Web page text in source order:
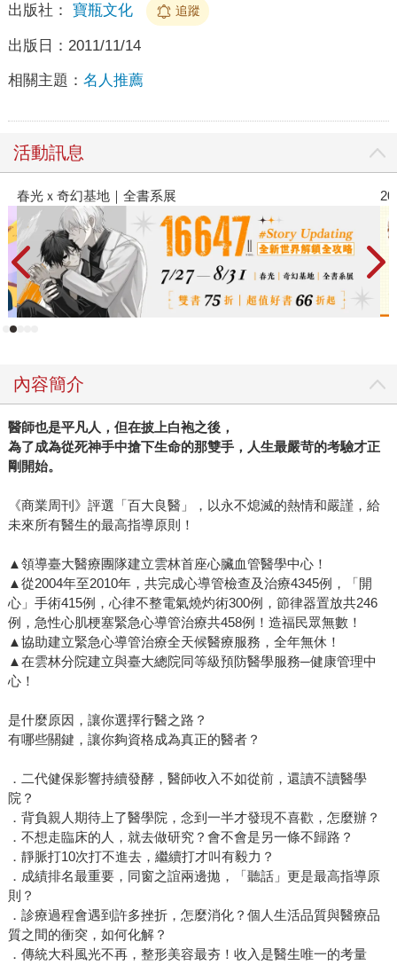
出版社： 寶瓶文化 追蹤
出版日： 2011/11/14
相關主題： 名人推薦
活動訊息
2026金石堂暑假漫博〈你好，我吃一點〉第二
內容簡介
醫師也是平凡人，但在披上白袍之後，
為了成為從死神手中搶下生命的那雙手，人生最嚴苛的考驗才正
剛開始。
《商業周刊》評選「百大良醫」，以永不熄滅的熱情和嚴謹，給
未來所有醫生的最高指導原則！
▲領導臺大醫療團隊建立雲林首座心臟血管醫學中心！
▲從2004年至2010年，共完成心導管檢查及治療4345例，「開
心」手術415例，心律不整電氣燒灼術300例，節律器置放共246
例，急性心肌梗塞緊急心導管治療共458例！造福民眾無數！
▲協助建立緊急心導管治療全天候醫療服務，全年無休！
▲在雲林分院建立與臺大總院同等級預防醫學服務─健康管理中
心！
是什麼原因，讓你選擇行醫之路？
有哪些關鍵，讓你夠資格成為真正的醫者？
．二代健保影響持續發酵，醫師收入不如從前，還讀不讀醫學
院？
．背負親人期待上了醫學院，念到一半才發現不喜歡，怎麼辦？
．不想走臨床的人，就去做研究？會不會是另一條不歸路？
．靜脈打10次打不進去，繼續打才叫有毅力？
．成績排名最重要，同窗之誼兩邊拋，「聽話」更是最高指導原
則？
．診療過程會遇到許多挫折，怎麼消化？個人生活品質與醫療品
質之間的衝突，如何化解？
．傳統大科風光不再，整形美容最夯！收入是醫生唯一的考量